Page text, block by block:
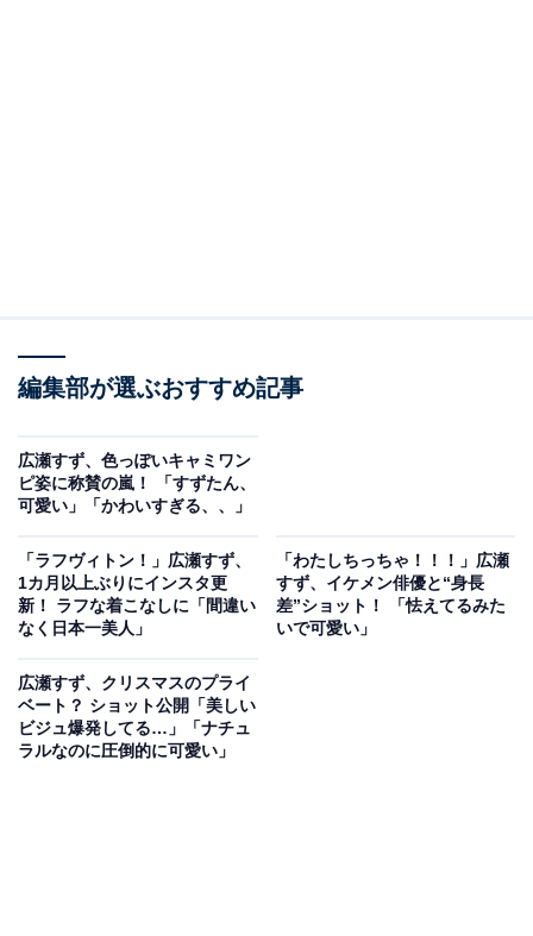
編集部が選ぶおすすめ記事
広瀬すず、色っぽいキャミワン
ピ姿に称賛の嵐！ 「すずたん、
可愛い」「かわいすぎる、、」
「ラフヴィトン！」広瀬すず、
1カ月以上ぶりにインスタ更
新！ ラフな着こなしに「間違い
なく日本一美人」
「わたしちっちゃ！！！」広瀬
すず、イケメン俳優と“身長
差”ショット！ 「怯えてるみた
いで可愛い」
広瀬すず、クリスマスのプライ
ベート？ ショット公開「美しい
ビジュ爆発してる…」「ナチュ
ラルなのに圧倒的に可愛い」